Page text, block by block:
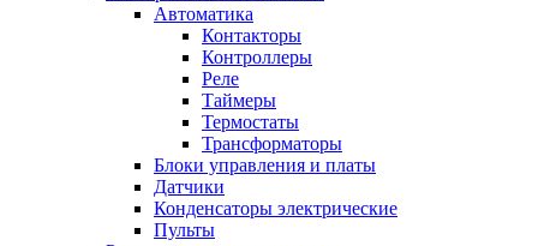
Автоматика
Контакторы
Контроллеры
Реле
Таймеры
Термостаты
Трансформаторы
Блоки управления и платы
Датчики
Конденсаторы электрические
Пульты